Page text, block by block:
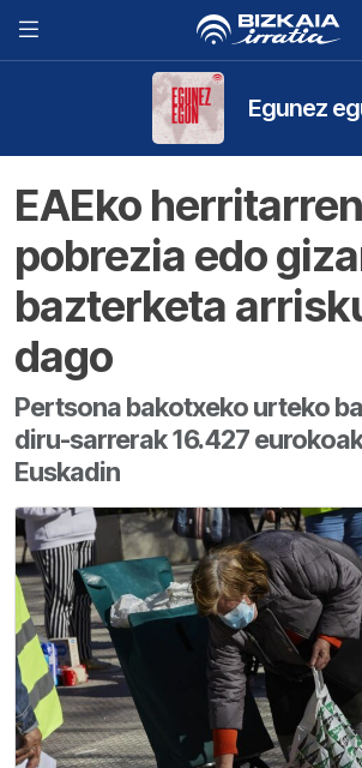
Egunez
EAEko
pobrezia edo
bazterketa
dago
Pertsona bakotxeko urteko
diru-sarrerak 16.427
Euskadin